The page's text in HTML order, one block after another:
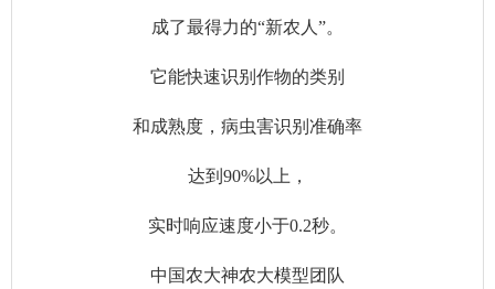
成了最得力的“新农人”。
它能快速识别作物的类别
和成熟度，病虫害识别准确率
达到90%以上，
实时响应速度小于0.2秒。
中国农大神农大模型团队